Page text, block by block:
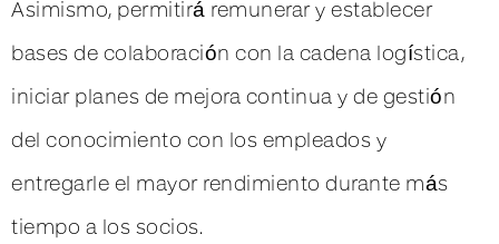
Asimismo, permitirá remunerar y establecer
bases de colaboración con la cadena logística,
iniciar planes de mejora continua y de gestión
del conocimiento con los empleados y
entregarle el mayor rendimiento durante más
tiempo a los socios.